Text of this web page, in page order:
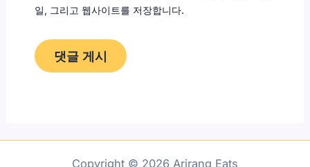
일, 그리고 웹사이트를 저장합니다.
Copyright © 2026 Arirang Eats